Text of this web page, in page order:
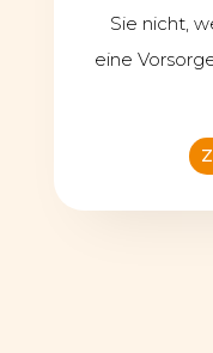
Sie nicht,
eine